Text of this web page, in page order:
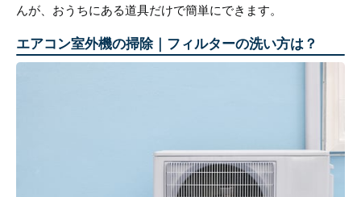
んが、おうちにある道具だけで簡単にできます。
エアコン室外機の掃除｜フィルターの洗い方は？